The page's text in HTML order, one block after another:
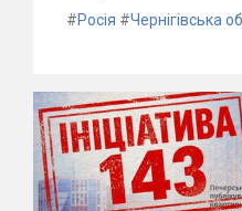
#Росія #Чернігівська